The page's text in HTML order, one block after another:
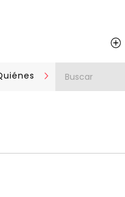
somos